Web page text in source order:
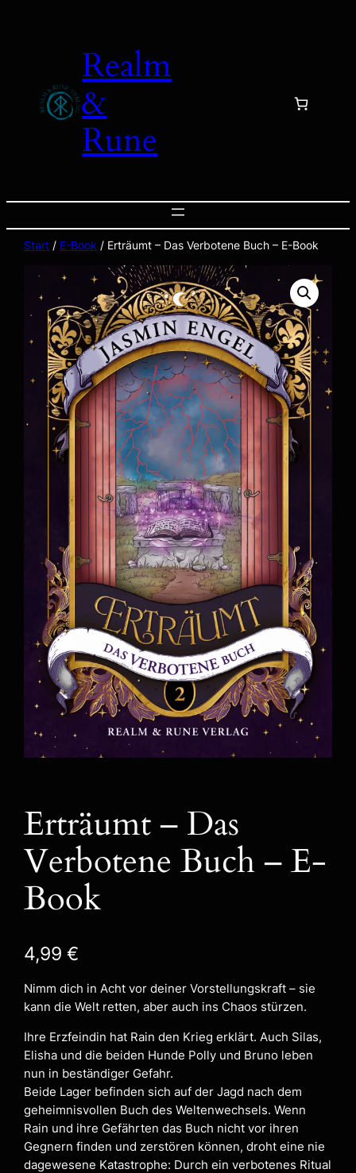
Realm
&
Rune
Start / E-Book / Erträumt – Das Verbotene Buch – E-Book
Erträumt – Das
Verbotene Buch – E-
Book
4,99€
Nimm dich in Acht vor deiner Vorstellungskraft – sie
kann die Welt retten, aber auch ins Chaos stürzen.
Ihre Erzfeindin hat Rain den Krieg erklärt. Auch Silas,
Elisha und die beiden Hunde Polly und Bruno leben
nun in beständiger Gefahr.
Beide Lager befinden sich auf der Jagd nach dem
geheimnisvollen Buch des Weltenwechsels. Wenn
Rain und ihre Gefährten das Buch nicht vor ihren
Gegnern finden und zerstören können, droht eine nie
dagewesene Katastrophe: Durch ein verbotenes Ritual